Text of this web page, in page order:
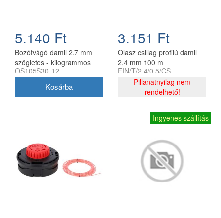
5.140 Ft
Bozótvágó damil 2.7 mm
szögletes - kilogrammos
kiszerelés
OS105S30-12
3.151 Ft
Olasz csillag profilú damil
2,4 mm 100 m
FIN/T/2.4/0.5/CS
Pillanatnyilag nem
rendelhető!
Ingyenes szállítás